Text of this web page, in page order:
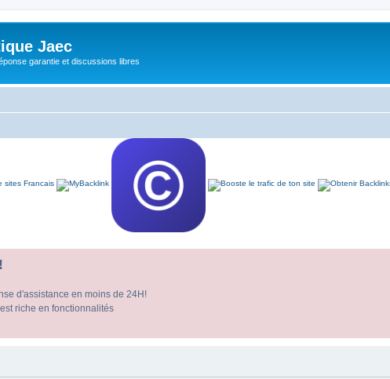
Jaec
garantie et discussions libres
d'assistance en moins de 24H!
riche en fonctionnalités